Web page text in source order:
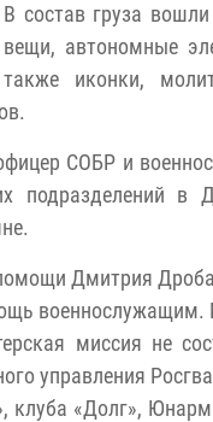
В состав груза
вещи, автономные
также иконки,
СОБР и
подразделений
Дмитрия
военнослужащим.
миссия не
управления
клуба «Долг»,